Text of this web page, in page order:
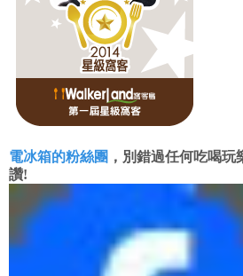
電冰箱的粉絲團 ，別錯過任何吃喝
讚!